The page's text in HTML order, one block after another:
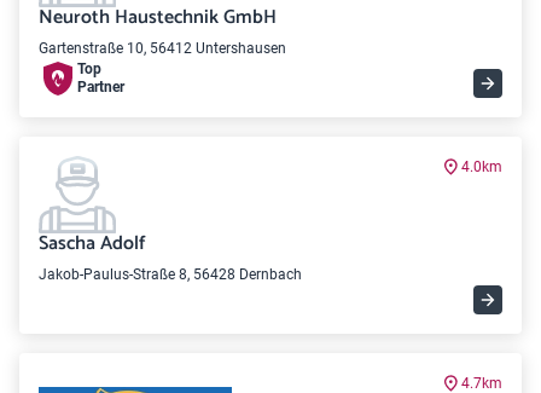
Neuroth Haustechnik GmbH
Gartenstraße 10, 56412 Untershausen
Top
Partner
4.0km
Sascha Adolf
Jakob-Paulus-Straße 8, 56428 Dernbach
4.7km